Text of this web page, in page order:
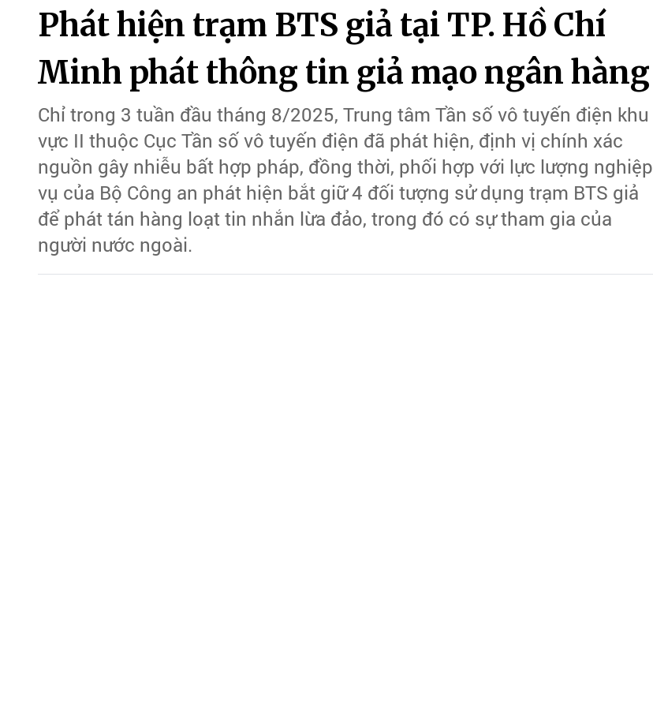
Phát hiện trạm BTS giả tại TP. Hồ Chí
Minh phát thông tin giả mạo ngân hàng
Chỉ trong 3 tuần đầu tháng 8/2025, Trung tâm Tần số vô tuyến điện khu
vực II thuộc Cục Tần số vô tuyến điện đã phát hiện, định vị chính xác
nguồn gây nhiễu bất hợp pháp, đồng thời, phối hợp với lực lượng nghiệp
vụ của Bộ Công an phát hiện bắt giữ 4 đối tượng sử dụng trạm BTS giả
để phát tán hàng loạt tin nhắn lừa đảo, trong đó có sự tham gia của
người nước ngoài.